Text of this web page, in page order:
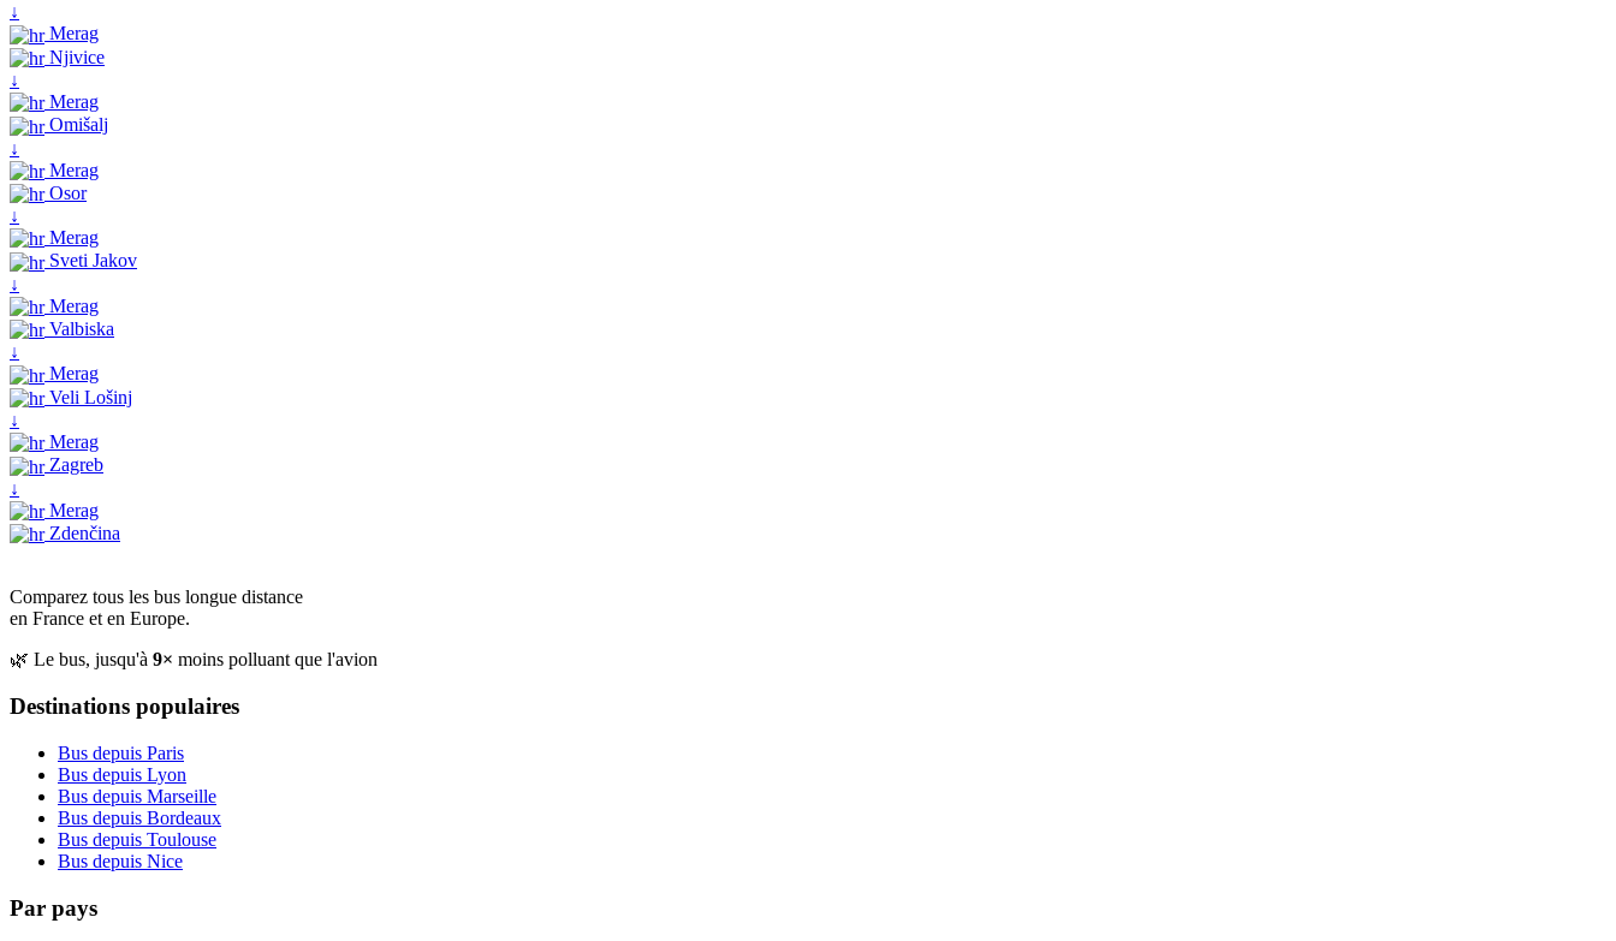
↓
Merag
Njivice
↓
Merag
Omišalj
↓
Merag
Osor
↓
Merag
Sveti Jakov
↓
Merag
Valbiska
↓
Merag
Veli Lošinj
↓
Merag
Zagreb
↓
Merag
Zdenčina
Comparez tous les bus longue distance
en France et en Europe.
🌿 Le bus, jusqu'à 9× moins polluant que l'avion
Destinations populaires
Bus depuis Paris
Bus depuis Lyon
Bus depuis Marseille
Bus depuis Bordeaux
Bus depuis Toulouse
Bus depuis Nice
Par pays